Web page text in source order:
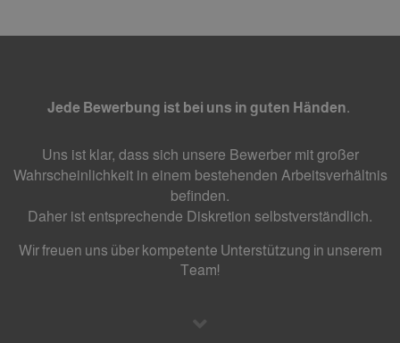
Jede Bewerbung ist bei uns in guten Händen.
Uns ist klar, dass sich unsere Bewerber mit großer
Wahrscheinlichkeit in einem bestehenden Arbeitsverhältnis
befinden.
Daher ist entsprechende Diskretion selbstverständlich.
Wir freuen uns über kompetente Unterstützung in unserem
Team!